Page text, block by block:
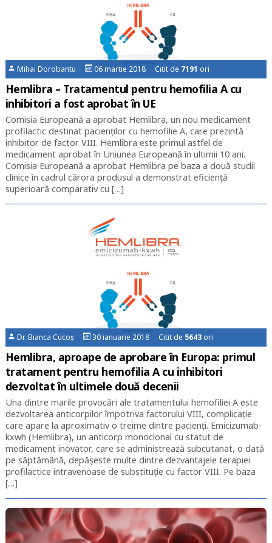
Mihai Dorobantu 06 martie 2018 Citit de 7191 ori
Hemlibra – Tratamentul pentru hemofilia A cu
inhibitori a fost aprobat în UE
Comisia Europeană a aprobat Hemlibra, un nou medicament
profilactic destinat pacienților cu hemofilie A, care prezintă
inhibitor de factor VIII. Hemlibra este primul astfel de
medicament aprobat în Uniunea Europeană în ultimii 10 ani.
Comisia Europeană a aprobat Hemlibra pe baza a două studii
clinice în cadrul cărora produsul a demonstrat eficiență
superioară comparativ cu […]
Dr. Bianca Cucoș 30 ianuarie 2018 Citit de 5643 ori
Hemlibra, aproape de aprobare în Europa: primul
tratament pentru hemofilia A cu inhibitori
dezvoltat în ultimele două decenii
Una dintre marile provocări ale tratamentului hemofiliei A este
dezvoltarea anticorpilor împotriva factorului VIII, complicație
care apare la aproximativ o treime dintre pacienți. Emicizumab-
kxwh (Hemlibra), un anticorp monoclonal cu statut de
medicament inovator, care se administrează subcutanat, o dată
pe săptămână, depășeste multe dintre dezvantajele terapiei
profilactice intravenoase de substituție cu factor VIII. Pe baza
[…]